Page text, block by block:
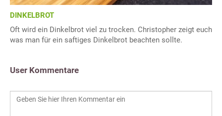
DINKELBROT
Oft wird ein Dinkelbrot viel zu trocken. Christopher zeigt euch
was man für ein saftiges Dinkelbrot beachten sollte.
User Kommentare